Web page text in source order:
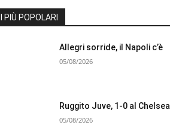
I PIÙ POPOLARI
Allegri sorride, il Napoli c’è
05/08/2026
Ruggito Juve, 1-0 al Chelsea
05/08/2026